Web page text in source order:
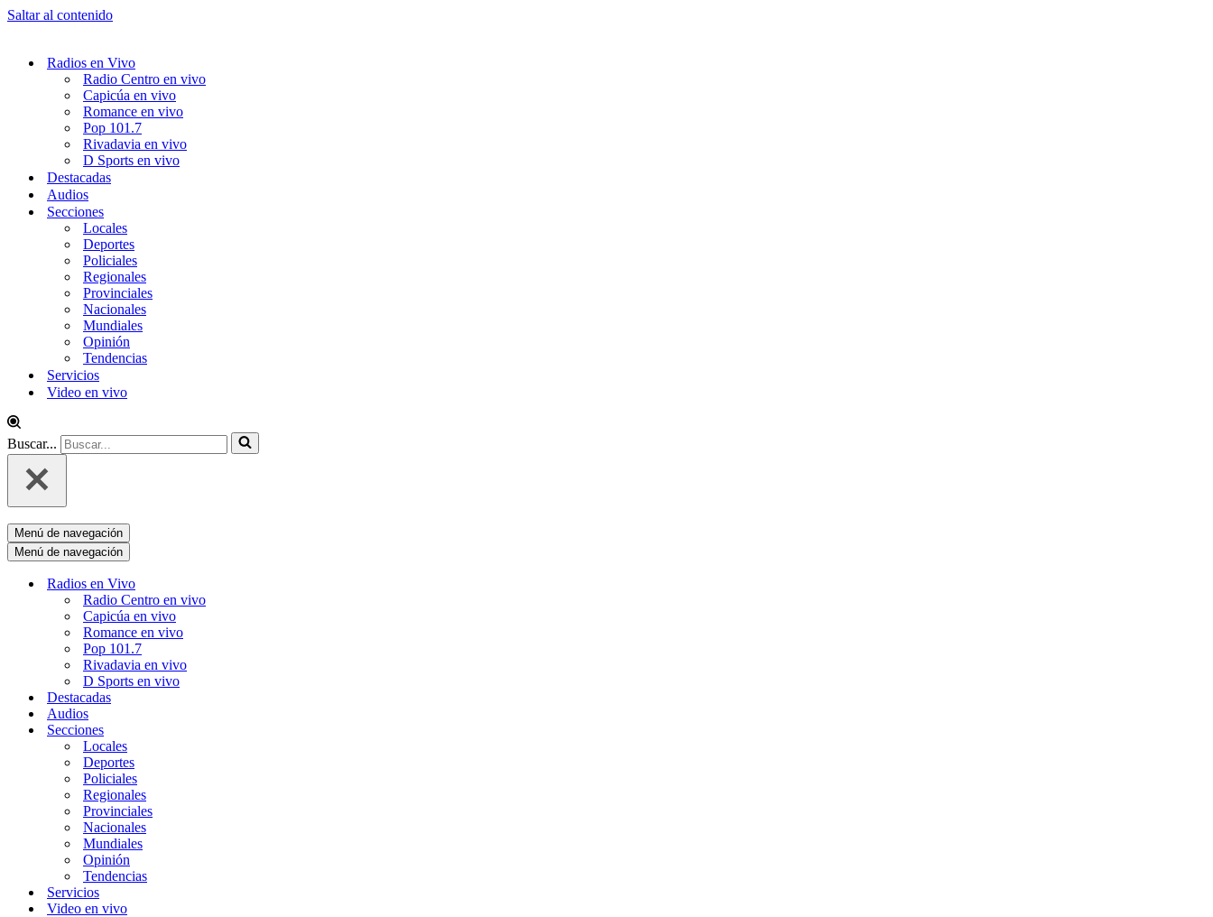
Saltar al contenido
Radios en Vivo
Radio Centro en vivo
Capicúa en vivo
Romance en vivo
Pop 101.7
Rivadavia en vivo
D Sports en vivo
Destacadas
Audios
Secciones
Locales
Deportes
Policiales
Regionales
Provinciales
Nacionales
Mundiales
Opinión
Tendencias
Servicios
Video en vivo
Buscar...
Menú de navegación
Menú de navegación
Radios en Vivo
Radio Centro en vivo
Capicúa en vivo
Romance en vivo
Pop 101.7
Rivadavia en vivo
D Sports en vivo
Destacadas
Audios
Secciones
Locales
Deportes
Policiales
Regionales
Provinciales
Nacionales
Mundiales
Opinión
Tendencias
Servicios
Video en vivo